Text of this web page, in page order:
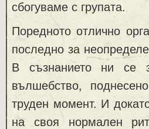
сбогуваме с групата.
Поредното отлично
последно за
В съзнанието ни се
вълшебство,
труден момент. И
на своя нормален